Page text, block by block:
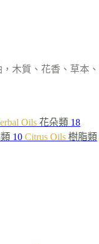
木質、花香、草本、
Oils 花朵類 18
10 Citrus Oils 樹脂類